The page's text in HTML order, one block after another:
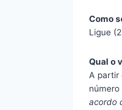
Como
Ligue
Qual o
A partir
acordo